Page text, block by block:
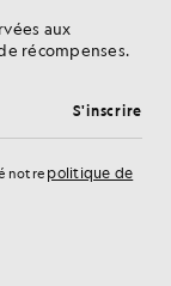
aux
récompenses.
S'inscrire
notre politique de